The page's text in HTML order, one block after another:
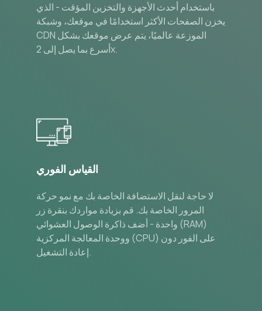
باستخدام أحدث الأجهزة والتخزين المؤقت - الذي
يخزن الصفحات الأكثر استخدامًا في موقعك، وشبكة
CDN الموزعة عالميًا، يتم عرض موقعك بشكل
أسرع بما يصل إلى 2x.
القياس الفوري
لا حاجة لنقل الاستضافة الخاصة بك مع نمو حركة
المرور الخاصة بك. قم بزيادة مواردك بنقرة زر
واحدة - أضف ذاكرة الوصول العشوائي (RAM)
ووحدة المعالجة المركزية (CPU) على الفور دون
إعادة التشغيل.